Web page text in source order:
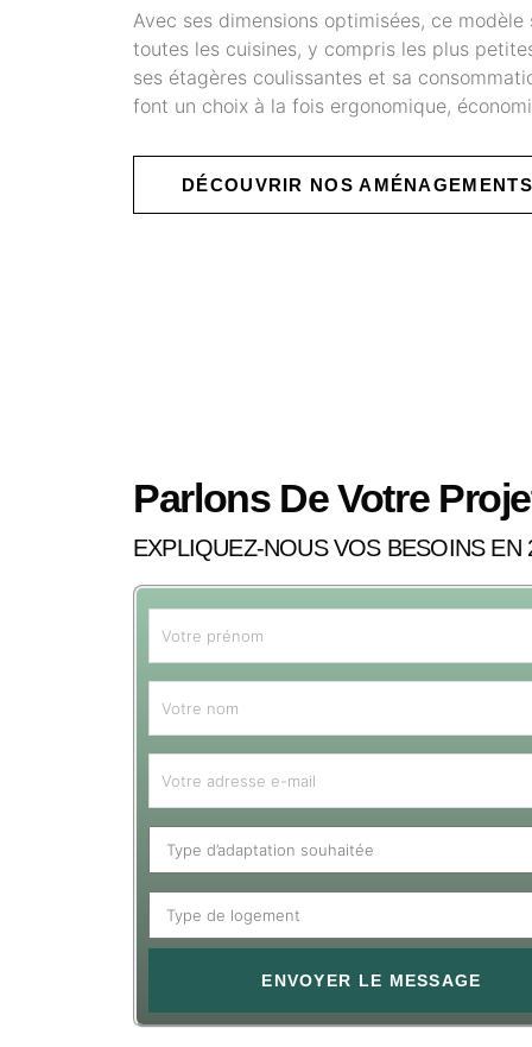
Avec ses dimensions optimisées, ce
toutes les cuisines, y compris les plus
ses étagères coulissantes et sa
font un choix à la fois ergonomique,
DÉCOUVRIR NOS
Parlons De Votre
EXPLIQUEZ-NOUS VOS BESOINS EN